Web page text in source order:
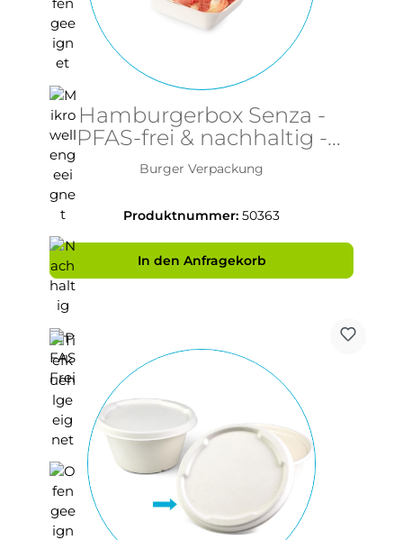
Hamburgerbox Senza -
PFAS-frei & nachhaltig -
155x155x80mm aus Bagasse
Burger Verpackung
Produktnummer: 50363
In den Anfragekorb